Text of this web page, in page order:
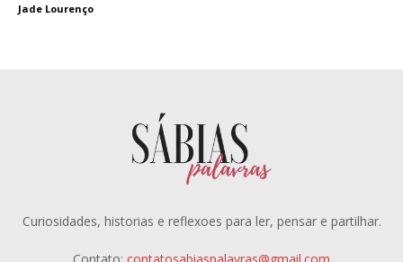
Jade Lourenço
Curiosidades, historias e reflexoes para ler, pensar e partilhar.
Contato: contatosabiaspalavras@gmail.com